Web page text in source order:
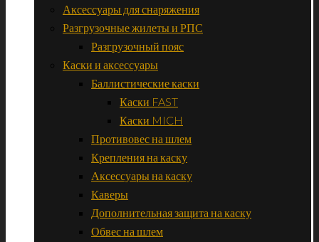
Аксессуары для снаряжения
Разгрузочные жилеты и РПС
Разгрузочный пояс
Каски и аксессуары
Баллистические каски
Каски FAST
Каски MICH
Противовес на шлем
Крепления на каску
Аксессуары на каску
Каверы
Дополнительная защита на каску
Обвес на шлем